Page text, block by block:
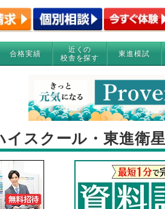
合格実績
近くの
校舎を探す
東進模試
イスクール・東進衛